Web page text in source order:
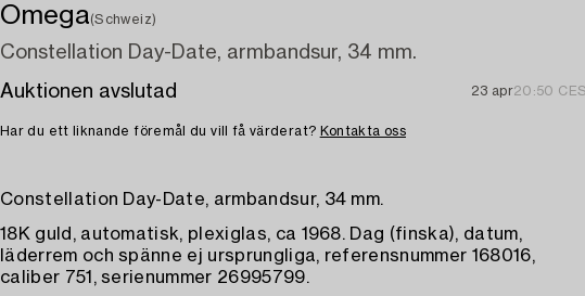
Omega(Schweiz)
Constellation Day-Date, armbandsur, 34 mm.
Auktionen avslutad
23 apr20:50
Har du ett liknande föremål du vill få värderat? Kontakta oss
Constellation Day-Date, armbandsur, 34 mm.
18K guld, automatisk, plexiglas, ca 1968. Dag (finska), datum,
läderrem och spänne ej ursprungliga, referensnummer 168016,
caliber 751, serienummer 26995799.